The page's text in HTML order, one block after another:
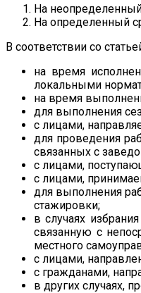
На
На определенный
В соответствии со
на время
локальными
на время
для выполнения
с лицами,
для проведения
связанных с
с лицами,
с лицами,
для выполнения
стажировки;
в случаях
связанную с
местного
с лицами,
с гражданами,
в других случаях,